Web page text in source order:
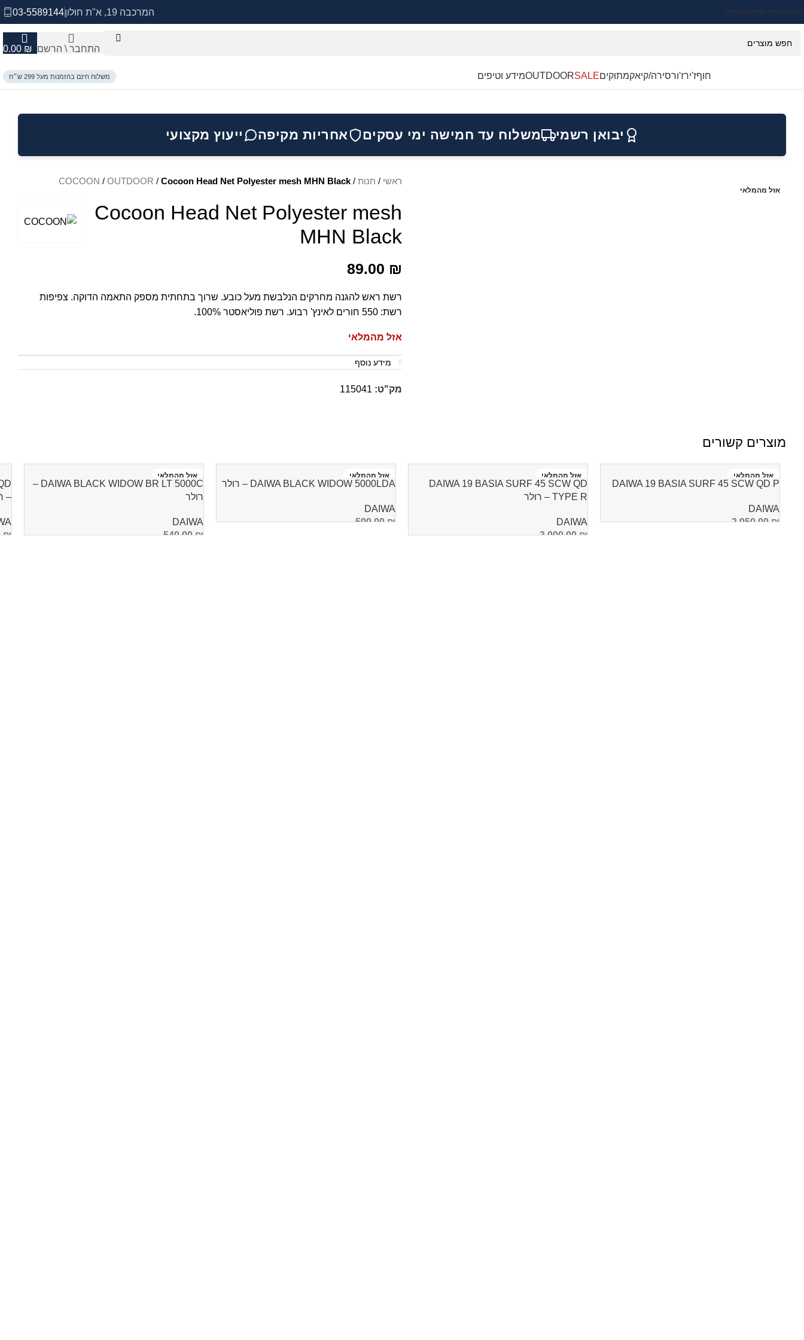
תקנוןהחזרות והחלפותאודות המרכבה 19, א"ת חולון 03-5589144
התחבר \ הרשם 0.00 ₪
חוףז'ירז'ורסירה/קיאקמתוקיםSALE
OUTDOORמידע וטיפים משלוח חינם בהזמנות מעל 299 ש״ח
יבואן רשמי משלוח עד חמישה ימי עסקים אחריות מקיפה ייעוץ מקצועי
אזל מהמלאי
ראשי / חנות /
COCOON / OUTDOOR / Cocoon Head Net Polyester mesh MHN Black
Cocoon Head Net Polyester mesh
MHN Black
89.00 ₪
רשת ראש להגנה מחרקים הנלבשת מעל כובע. שרוך בתחתית מספק התאמה הדוקה. צפיפות
רשת: 550 חורים לאינץ' רבוע. רשת פוליאסטר 100%.
אזל מהמלאי
מידע נוסף
מק"ט: 115041
מוצרים קשורים
אזל מהמלאי
DAIWA 19 BASIA SURF 45 SCW QD P
DAIWA
2,950.00₪
אזל מהמלאי
DAIWA 19 BASIA SURF 45 SCW QD
TYPE R – רולר
DAIWA
3,000.00₪
אזל מהמלאי
DAIWA BLACK WIDOW 5000LDA – רולר
DAIWA
599.00₪
אזל מהמלאי
DAIWA BLACK WIDOW BR LT 5000C –
רולר
DAIWA
540.00₪
–
₪